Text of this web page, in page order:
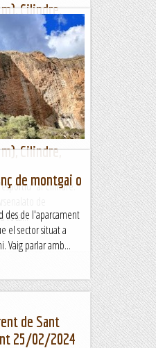
Cilindre,
al Cilindre.
de
roca...
Cilindre,
al Cilindre.
de
roca...
de montgai o
des de l'aparcament
el sector situat a
Vaig parlar amb...
de Sant
25/02/2024